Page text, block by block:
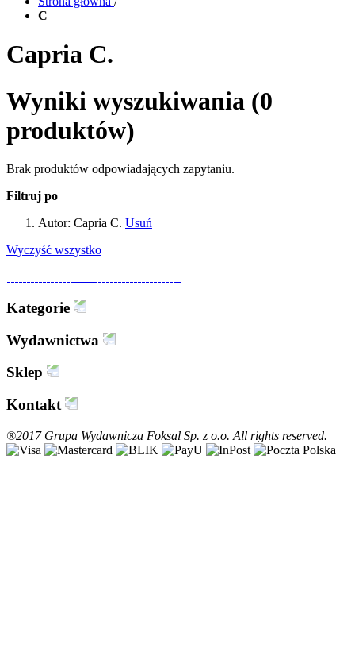
C
Capria C.
Wyniki wyszukiwania (0
produktów)
Brak produktów odpowiadających zapytaniu.
Filtruj po
Autor: Capria C. Usuń
Wyczyść wszystko
Kategorie
Wydawnictwa
Sklep
Kontakt
®2017 Grupa Wydawnicza Foksal Sp. z o.o. All rights reserved.